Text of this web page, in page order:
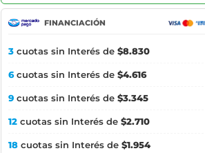
FINANCIACIÓN
3 cuotas sin Interés de $8.830
6cuotas sin Interés de $4.616
9 cuotas sin Interés de $3.345
12 cuotas sin Interés de $2.710
18 cuotas sin Interés de $1.954